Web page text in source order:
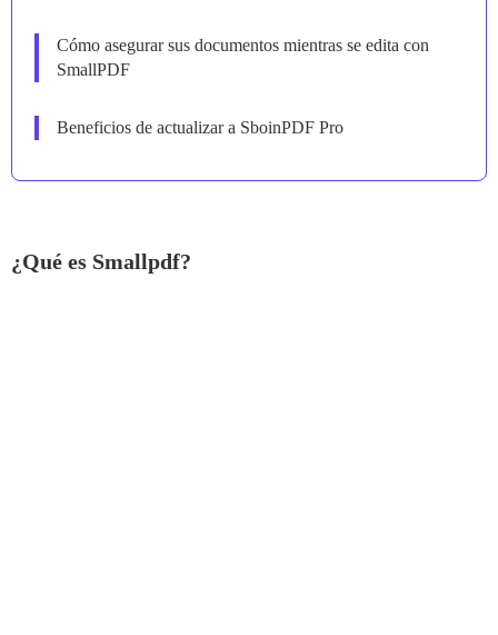
Cómo asegurar sus documentos mientras se edita con
SmallPDF
Beneficios de actualizar a SboinPDF Pro
¿Qué es Smallpdf?